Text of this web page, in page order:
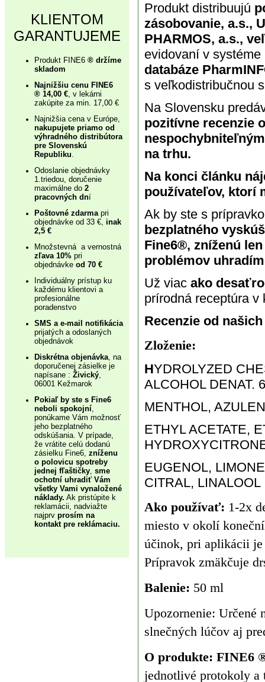
KLIENTOM
GARANTUJEME
Produkt FINE6 ® držíme
skladom
Najnižšiu cenu FINE6
® 14,00 €, v lekárni
zakúpite za min. 17,00 €
Najnižšia cena v Európe,
nakupujete priamo od
výhradného distribútora
pre Slovenskú
Republiku.
Odoslanie objednávky
1.triedou, doručenie
maximálne do 2
pracovných dní
Poštovné zdarma pri
objednávke od 33 €, inak
2,5 €
Množstevná a vernostná
zľava 10% pri
objednávke od 70 €
Individuálny prístup ku
každému klientovi a
profesionálne
poradenstvo
SMS a e-mail notifikácia
prijatých a odoslaných
objednávok
Diskrétna objenávka, na
doporučenej zásielke je
napísane : Živický,
06001 Kežmarok
Pokiaľ by ste s Fine6
neboli spokojní,
ponúkame Vám možnosť
jeho bezplatného
odskúšania. V prípade,
že vrátite celú dodanú
zásielku Fine6, zníženu
o polovicu spotreby
jednej fľaštičky, sme
ochotní uhradiť Vám
všetky Vami vynaložené
náklady. Ak pristúpite k
reklamácii, nadviažte
najprv prosím na
kontakt pre reklámaciu.
Produkt distribuujú
zásobovanie, a.s.,
PHARMOS, a.s.,
evidovaní v systéme
databáze
s veľkodistribučnou
Na Slovensku
pozitívne recenzie
na trhu.
Na konci článku
používateľov, ktorí
Ak by ste s
bezplatného
Fine6®, zníženú
problémov
Už viac ako
prírodná receptúra v
Recenzie od
Zloženie:
HYDROLYZED
ALCOHOL DENAT.
MENTHOL,
ETHYL ACETATE,
EUGENOL,
CITRAL, LINALOOL
Ako používať: 1-2x
miesto v okolí
účinok, pri aplikácii
Prípravok zmäkčuje
Balenie: 50 ml
Upozornenie: Určené
slnečných lúčov aj
O produkte: FINE6
jednotlivé protokoly a